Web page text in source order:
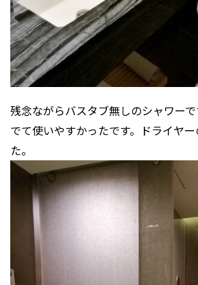
残念ながらバスタブ無しのシャワー
でて使いやすかったです。ドライヤ
た。